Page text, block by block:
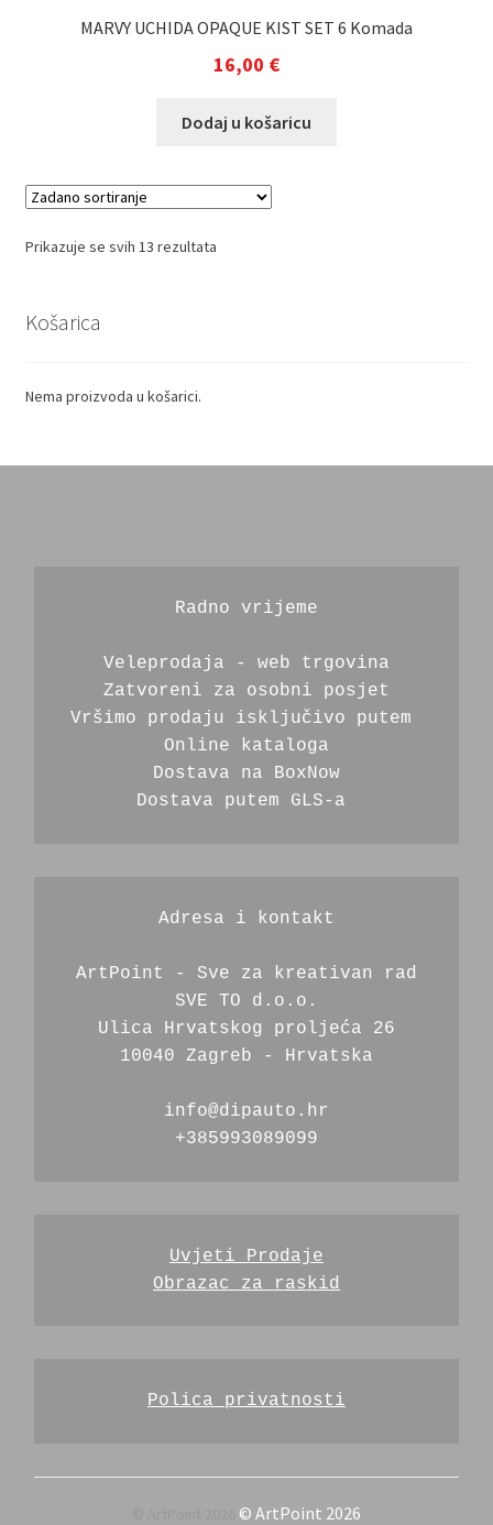
MARVY UCHIDA OPAQUE KIST SET 6 Komada
16,00 €
Dodaj u košaricu
Prikazuje se svih 13 rezultata
Košarica
Nema proizvoda u košarici.
Radno vrijeme
Veleprodaja - web trgovina
Zatvoreni za osobni posjet
Vršimo prodaju isključivo putem
Online kataloga
Dostava na BoxNow
Dostava putem GLS-a
Adresa i kontakt
ArtPoint - Sve za kreativan rad
SVE TO d.o.o.
Ulica Hrvatskog proljeća 26
10040 Zagreb - Hrvatska
info@dipauto.hr
+385993089099
Uvjeti Prodaje
Obrazac za raskid
Polica privatnosti
© ArtPoint 2026